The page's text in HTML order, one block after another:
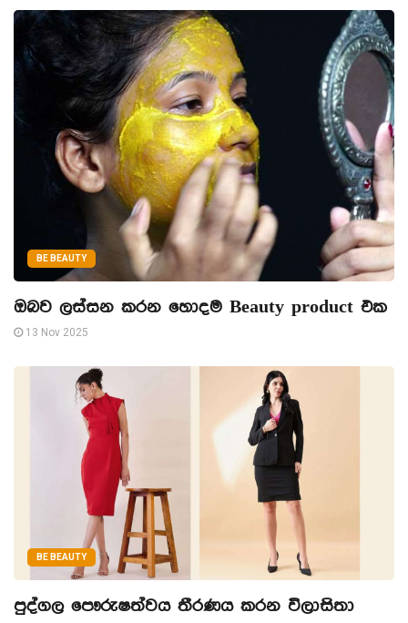
BE BEAUTY
ඔබව ලස්සන කරන හොදම Beauty product එක
13 Nov 2025
BE BEAUTY
පුද්ගල පෞරුෂත්වය තීරණය කරන විලාසිතා